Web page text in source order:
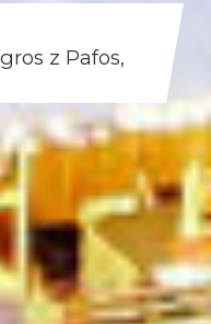
z Pafos,